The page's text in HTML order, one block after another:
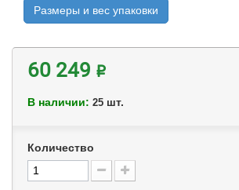
Размеры и вес упаковки
60 249 ₽
В наличии: 25 шт.
Количество